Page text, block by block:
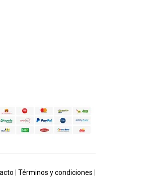
Términos y condiciones